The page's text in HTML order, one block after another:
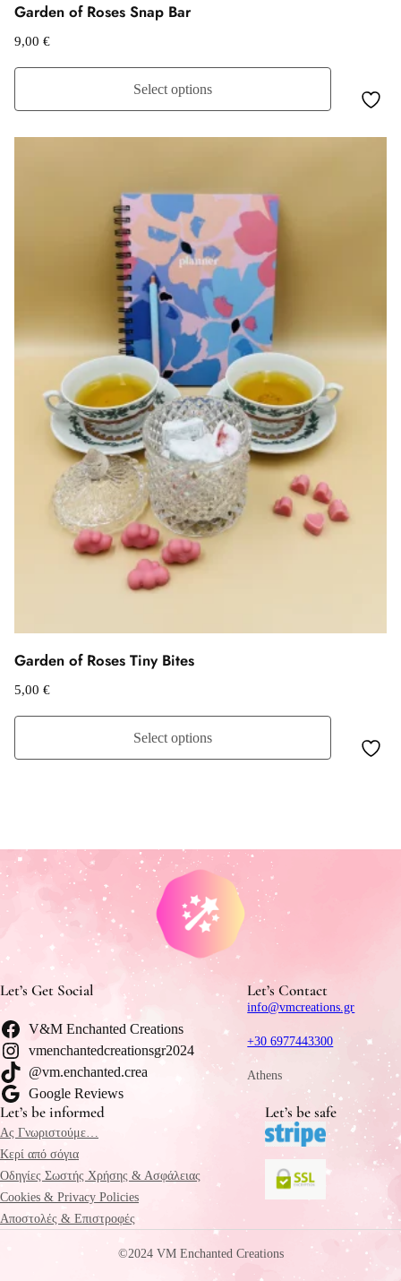
Garden of Roses Snap Bar
9,00 €
Select options
Garden of Roses Tiny Bites
5,00 €
Select options
Let’s Get Social
V&M Enchanted Creations
vmenchantedcreationsgr2024
@vm.enchanted.crea
Google Reviews
Let’s Contact
info@vmcreations.gr
+30 6977443300
Athens
Let’s be informed
Ας Γνωριστούμε…
Κερί από σόγια
Οδηγίες Σωστής Χρήσης & Ασφάλειας
Cookies & Privacy Policies
Αποστολές & Επιστροφές
Let’s be safe
©2024 VM Enchanted Creations